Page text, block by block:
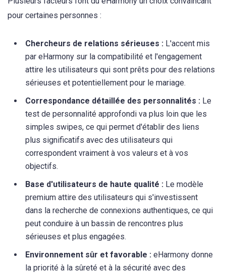
pour certaines personnes :
Chercheurs de relations sérieuses : L'accent mis
par eHarmony sur la compatibilité et l'engagement
attire les utilisateurs qui sont prêts pour des relations
sérieuses et potentiellement pour le mariage.
Correspondance détaillée des personnalités : Le
test de personnalité approfondi va plus loin que les
simples swipes, ce qui permet d'établir des liens
plus significatifs avec des utilisateurs qui
correspondent vraiment à vos valeurs et à vos
objectifs.
Base d'utilisateurs de haute qualité : Le modèle
premium attire des utilisateurs qui s'investissent
dans la recherche de connexions authentiques, ce qui
peut conduire à un bassin de rencontres plus
sérieuses et plus engagées.
Environnement sûr et favorable : eHarmony donne
la priorité à la sûreté et à la sécurité avec des